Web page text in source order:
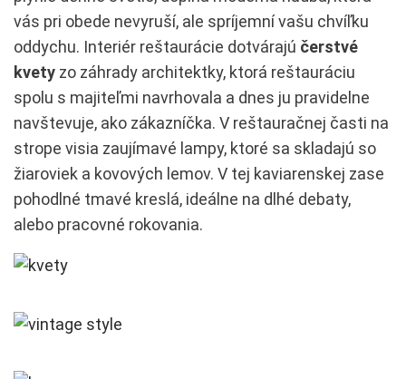
vás pri obede nevyruší, ale spríjemní vašu chvíľku
oddychu. Interiér reštaurácie dotvárajú čerstvé
kvety zo záhrady architektky, ktorá reštauráciu
spolu s majiteľmi navrhovala a dnes ju pravidelne
navštevuje, ako zákazníčka. V reštauračnej časti na
strope visia zaujímavé lampy, ktoré sa skladajú so
žiaroviek a kovových lemov. V tej kaviarenskej zase
pohodlné tmavé kreslá, ideálne na dlhé debaty,
alebo pracovné rokovania.